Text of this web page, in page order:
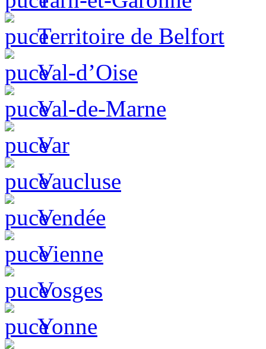
Territoire de Belfort
Val-d’Oise
Val-de-Marne
Var
Vaucluse
Vendée
Vienne
Vosges
Yonne